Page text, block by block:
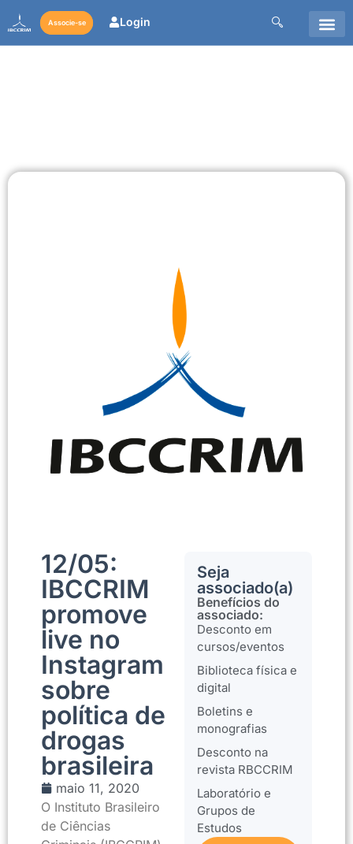
Associe-se Login
12/05:
IBCCRIM
promove
live no
Instagram
sobre
política de
drogas
brasileira
maio 11, 2020
O Instituto Brasileiro
de Ciências
Seja
associado(a)
Benefícios do
associado:
Desconto em
cursos/eventos
Biblioteca física e
digital
Boletins e
monografias
Desconto na
revista RBCCRIM
Laboratório e
Grupos de
Estudos